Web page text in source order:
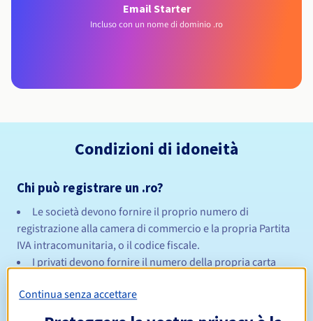
Email Starter
Incluso con un nome di dominio .ro
Condizioni di idoneità
Chi può registrare un .ro?
Le società devono fornire il proprio numero di
registrazione alla camera di commercio e la propria Partita
IVA intracomunitaria, o il codice fiscale.
I privati devono fornire il numero della propria carta
Regole di gestione e notifiche
Continua senza accettare